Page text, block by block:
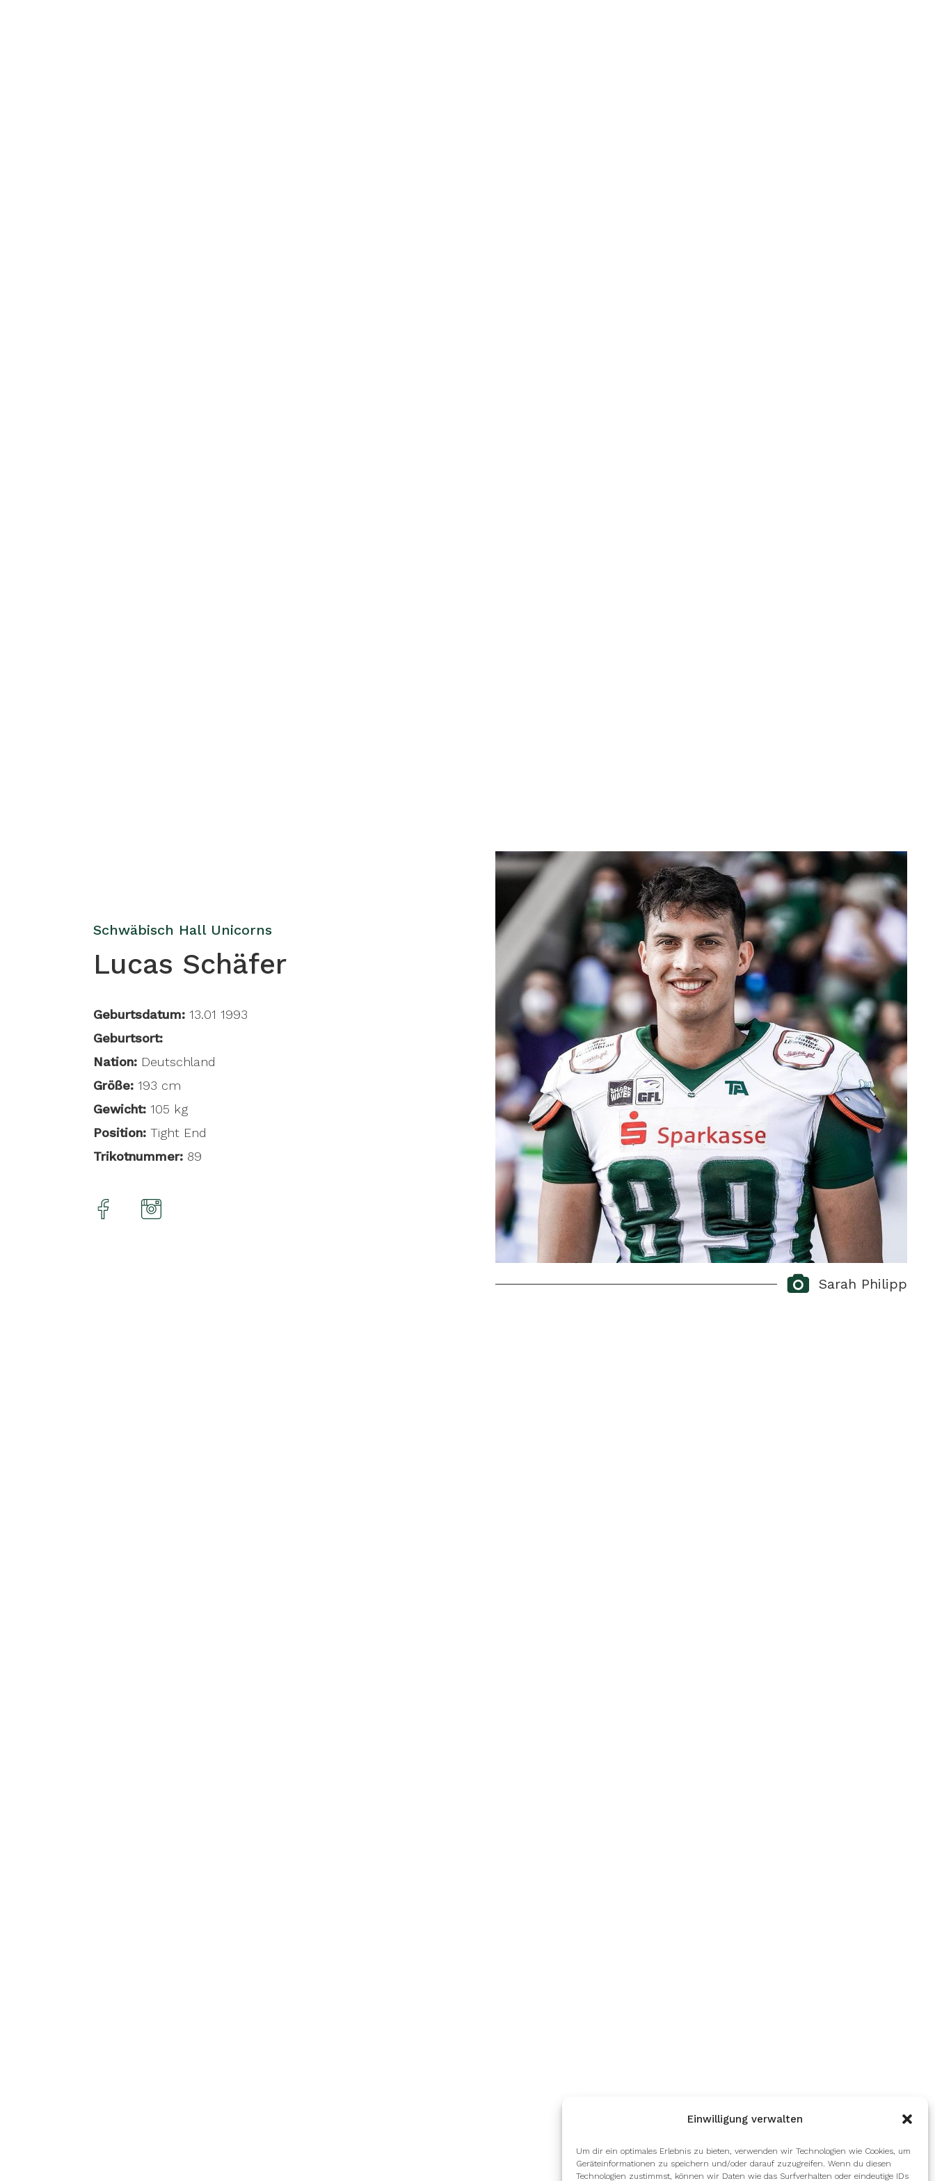
Einwilligung verwalten
Um dir ein optimales Erlebnis zu bieten, verwenden wir Technologien wie Cookies, um
Geräteinformationen zu speichern und/oder darauf zuzugreifen. Wenn du diesen
Technologien zustimmst, können wir Daten wie das Surfverhalten oder eindeutige IDs
Schwäbisch Hall Unicorns
Lucas Schäfer
Geburtsdatum:13.01 1993
Geburtsort:
Nation: Deutschland
Größe: 193 cm
Gewicht: 105 kg
Position: Tight End
Trikotnummer: 89
Sarah Philipp